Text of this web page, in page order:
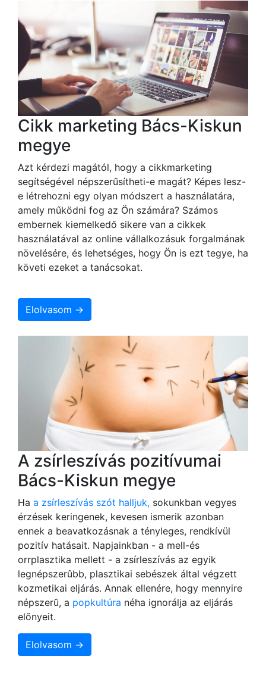
Cikk marketing Bács-Kiskun
megye
Azt kérdezi magától, hogy a cikkmarketing
segítségével népszerűsítheti-e magát? Képes lesz-
e létrehozni egy olyan módszert a használatára,
amely működni fog az Ön számára? Számos
embernek kiemelkedő sikere van a cikkek
használatával az online vállalkozásuk forgalmának
növelésére, és lehetséges, hogy Ön is ezt tegye, ha
követi ezeket a tanácsokat.
Elolvasom →
A zsírleszívás pozitívumai
Bács-Kiskun megye
Ha a zsírleszívás szót halljuk, sokunkban vegyes
érzések keringenek, kevesen ismerik azonban
ennek a beavatkozásnak a tényleges, rendkívül
pozitív hatásait. Napjainkban - a mell-és
orrplasztika mellett - a zsírleszívás az egyik
legnépszerûbb, plasztikai sebészek által végzett
kozmetikai eljárás. Annak ellenére, hogy mennyire
népszerû, a popkultúra néha ignorálja az eljárás
elõnyeit.
Elolvasom →